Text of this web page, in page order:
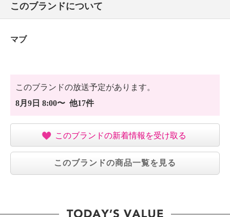
このブランドについて
マブ
このブランドの放送予定があります。
8月9日 8:00〜 他17件
このブランドの新着情報を受け取る
このブランドの商品一覧を見る